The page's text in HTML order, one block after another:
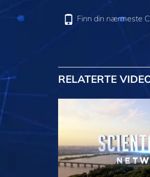
Finn din nærmeste
RELATERTE